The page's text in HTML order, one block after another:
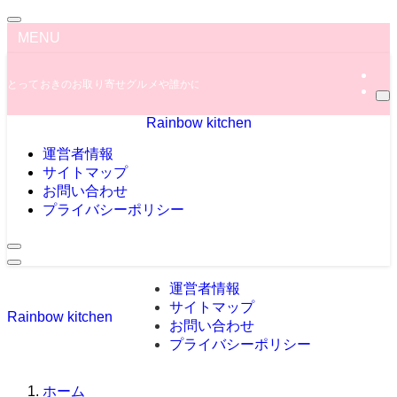
MENU
とっておきのお取り寄せグルメや誰かに教えたくなっちゃう秘密のグルメ情報
Rainbow kitchen
運営者情報
サイトマップ
お問い合わせ
プライバシーポリシー
Rainbow kitchen
運営者情報
サイトマップ
お問い合わせ
プライバシーポリシー
ホーム